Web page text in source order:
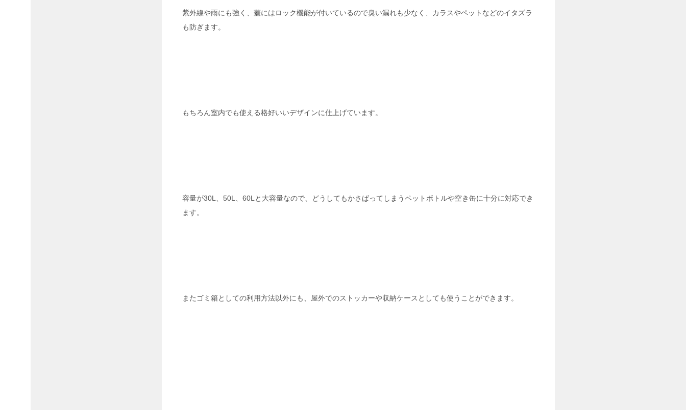
紫外線や雨にも強く、蓋にはロック機能が付いているので臭い漏れも少なく、カラスやペットなどのイタズラ
も防ぎます。
もちろん室内でも使える格好いいデザインに仕上げています。
容量が30L、50L、60Lと大容量なので、どうしてもかさばってしまうペットボトルや空き缶に十分に対応でき
ます。
またゴミ箱としての利用方法以外にも、屋外でのストッカーや収納ケースとしても使うことができます。